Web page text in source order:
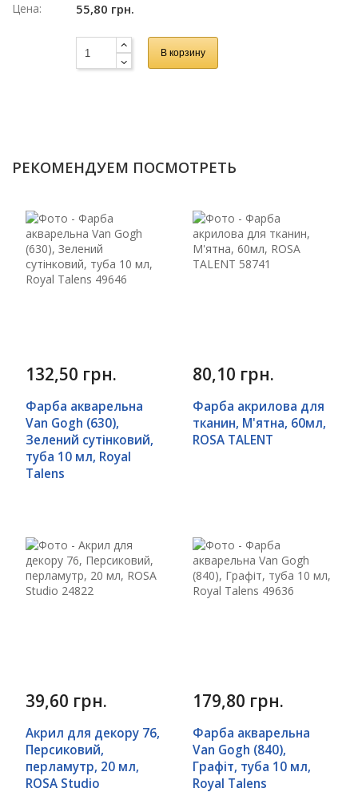
Цена:
55,80 грн.
В корзину
РЕКОМЕНДУЕМ ПОСМОТРЕТЬ
132,50 грн.
Фарба акварельна
Van Gogh (630),
Зелений сутінковий,
туба 10 мл, Royal
Talens
80,10 грн.
Фарба акрилова для
тканин, М'ятна, 60мл,
ROSA TALENT
39,60 грн.
Акрил для декору 76,
Персиковий,
перламутр, 20 мл,
ROSA Studio
179,80 грн.
Фарба акварельна
Van Gogh (840),
Графіт, туба 10 мл,
Royal Talens